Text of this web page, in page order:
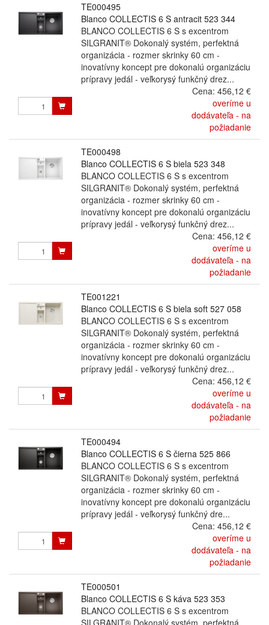
TE000495
Blanco COLLECTIS 6 S antracit 523 344
BLANCO COLLECTIS 6 S s excentrom
SILGRANIT® Dokonalý systém, perfektná
organizácia - rozmer skrinky 60 cm -
inovatívny koncept pre dokonalú organizáciu
prípravy jedál - veľkorysý funkčný drez...
Cena: 456,12 €
overíme u
dodávateľa - na
požiadanie
TE000498
Blanco COLLECTIS 6 S biela 523 348
BLANCO COLLECTIS 6 S s excentrom
SILGRANIT® Dokonalý systém, perfektná
organizácia - rozmer skrinky 60 cm -
inovatívny koncept pre dokonalú organizáciu
prípravy jedál - veľkorysý funkčný drez...
Cena: 456,12 €
overíme u
dodávateľa - na
požiadanie
TE001221
Blanco COLLECTIS 6 S biela soft 527 058
BLANCO COLLECTIS 6 S s excentrom
SILGRANIT® Dokonalý systém, perfektná
organizácia - rozmer skrinky 60 cm -
inovatívny koncept pre dokonalú organizáciu
prípravy jedál - veľkorysý funkčný drez...
Cena: 456,12 €
overíme u
dodávateľa - na
požiadanie
TE000494
Blanco COLLECTIS 6 S čierna 525 866
BLANCO COLLECTIS 6 S s excentrom
SILGRANIT® Dokonalý systém, perfektná
organizácia - rozmer skrinky 60 cm -
inovatívny koncept pre dokonalú organizáciu
prípravy jedál - veľkorysý funkčný dre...
Cena: 456,12 €
overíme u
dodávateľa - na
požiadanie
TE000501
Blanco COLLECTIS 6 S káva 523 353
BLANCO COLLECTIS 6 S s excentrom
SILGRANIT® Dokonalý systém, perfektná